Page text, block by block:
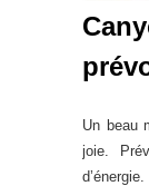
Un beau
joie.